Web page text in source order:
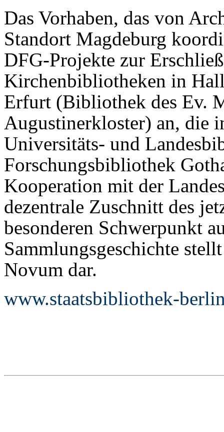
Das Vorhaben, das von
Standort Magdeburg
DFG-Projekte zur
Kirchenbibliotheken in
Erfurt (Bibliothek des Ev.
Augustinerkloster) an, die
Universitäts- und
Forschungsbibliothek
Kooperation mit der
dezentrale Zuschnitt des
besonderen Schwerpunkt
Sammlungsgeschichte
Novum dar.
www.staatsbibliothek-